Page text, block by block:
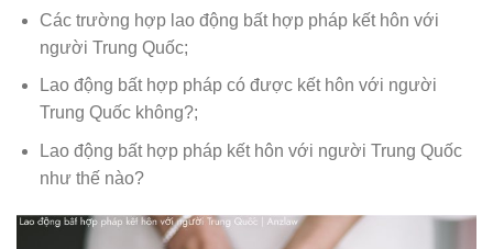
Các trường hợp lao động bất hợp pháp kết hôn với
người Trung Quốc;
Lao động bất hợp pháp có được kết hôn với người
Trung Quốc không?;
Lao động bất hợp pháp kết hôn với người Trung Quốc
như thế nào?